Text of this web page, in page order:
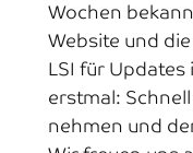
Wochen
Website und
LSI für Updates
erstmal:
nehmen und